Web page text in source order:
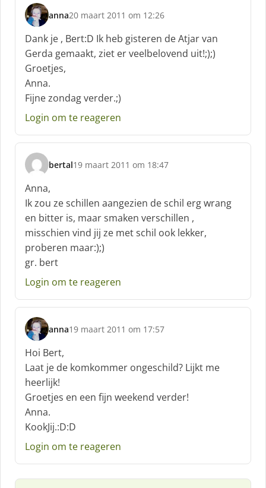
anna
s
c
h
r
e
e
f
20 maart 2011 om 12:26
Dank je , Bert:D Ik heb gisteren de Atjar van
Gerda gemaakt, ziet er veelbelovend uit!;);)
Groetjes,
Anna.
Fijne zondag verder.;)
Login om te reageren
bertal
s
c
h
r
e
e
f
19 maart 2011 om 18:47
Anna,
Ik zou ze schillen aangezien de schil erg wrang
en bitter is, maar smaken verschillen ,
misschien vind jij ze met schil ook lekker,
proberen maar:);)
gr. bert
Login om te reageren
anna
s
c
h
r
e
e
f
:
19 maart 2011 om 17:57
Hoi Bert,
Laat je de komkommer ongeschild? Lijkt me
heerlijk!
Groetjes en een fijn weekend verder!
Anna.
KookJij.:D:D
Login om te reageren